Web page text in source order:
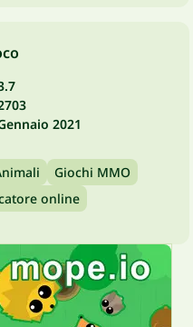
2021
Giochi MMO
online